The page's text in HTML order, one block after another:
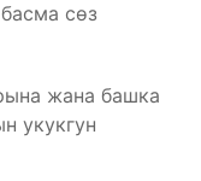
сөз
жана башка
укукгун